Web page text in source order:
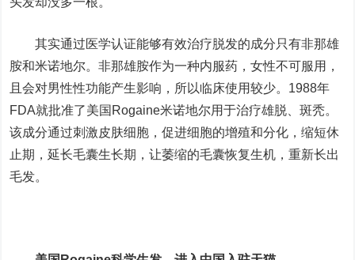
其实通过医学认证能够有效治疗脱发的成分只有非那雄
胺和米诺地尔。非那雄胺作为一种内服药，女性不可服用，
且会对男性性功能产生影响，所以临床使用较少。1988年
FDA就批准了美国Rogaine米诺地尔用于治疗雄脱、斑秃。
该成分通过刺激皮肤细胞，促进细胞的增殖和分化，缩短休
止期，延长毛囊生长期，让萎缩的毛囊恢复生机，重新长出
毛发。